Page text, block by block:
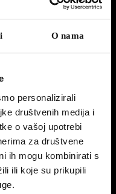
O nama
personalizirali
društvenih medija i
o vašoj upotrebi
za društvene
ih mogu kombinirati s
ili koje su prikupili
vjernosti
za članove kluba